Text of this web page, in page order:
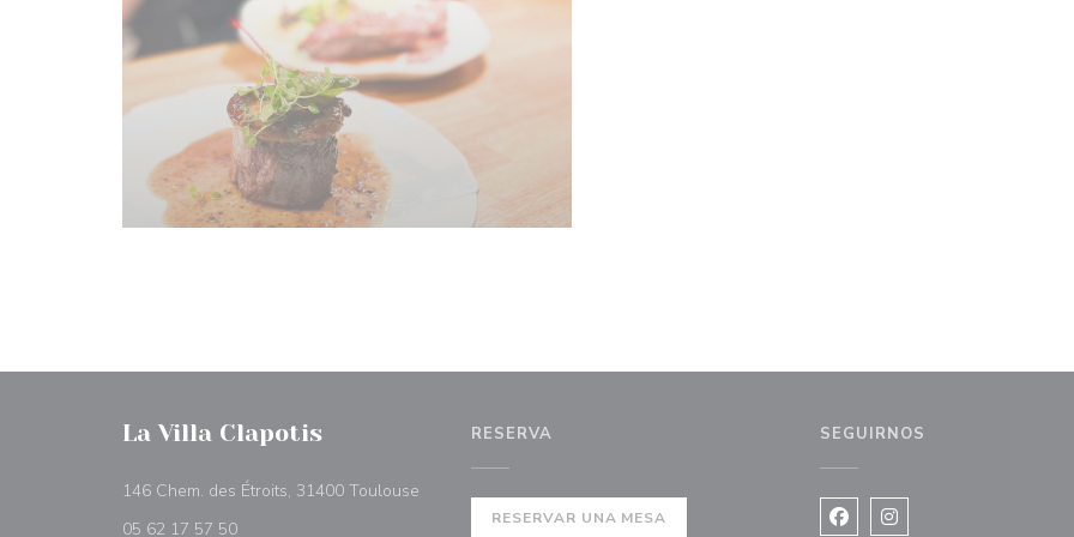
La Villa Clapotis
146 Chem. des Étroits, 31400 Toulouse
05 62 17 57 50
RESERVA
RESERVAR UNA MESA
SEGUIRNOS
Facebook ((abre en una
Instagram ((abre en